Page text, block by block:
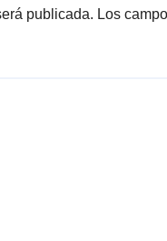
publicada. Los